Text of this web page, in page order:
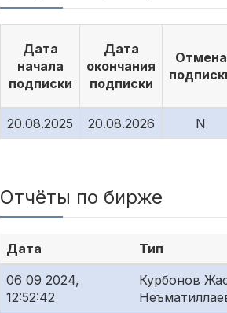
Дата
начала
подписки
Дата
окончания
подписки
Отмена
20.08.2025
20.08.2026 N
Отчёты по бирже
Дата Тип
06 09 2024,
12:52:42
Курбонов